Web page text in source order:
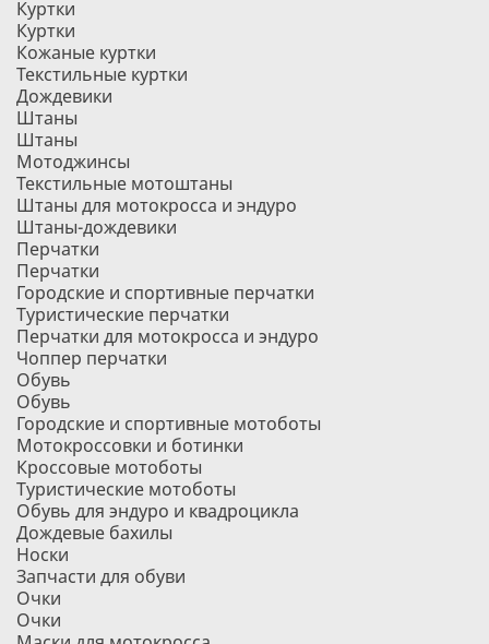
Куртки
Куртки
Кожаные куртки
Текстильные куртки
Дождевики
Штаны
Штаны
Мотоджинсы
Текстильные мотоштаны
Штаны для мотокросса и эндуро
Штаны-дождевики
Перчатки
Перчатки
Городские и спортивные перчатки
Туристические перчатки
Перчатки для мотокросса и эндуро
Чоппер перчатки
Обувь
Обувь
Городские и спортивные мотоботы
Мотокроссовки и ботинки
Кроссовые мотоботы
Туристические мотоботы
Обувь для эндуро и квадроцикла
Дождевые бахилы
Носки
Запчасти для обуви
Очки
Очки